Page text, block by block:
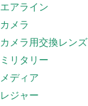
エアライン
カメラ
カメラ用交換レンズ
ミリタリー
メディア
レジャー